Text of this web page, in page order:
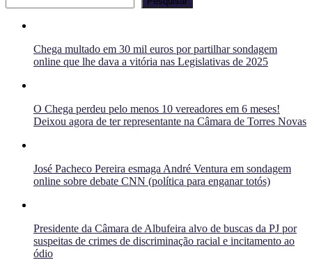
Chega multado em 30 mil euros por partilhar sondagem
online que lhe dava a vitória nas Legislativas de 2025
O Chega perdeu pelo menos 10 vereadores em 6 meses!
Deixou agora de ter representante na Câmara de Torres Novas
José Pacheco Pereira esmaga André Ventura em sondagem
online sobre debate CNN (política para enganar totós)
Presidente da Câmara de Albufeira alvo de buscas da PJ por
suspeitas de crimes de discriminação racial e incitamento ao
ódio